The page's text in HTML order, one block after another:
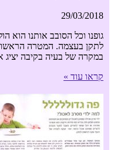
29/03/2018
גופנו וכל הסובב אותנו
לתקן בעצמה. המטרה
במקרה של בעיה בקיבה יציג
קראו עוד »